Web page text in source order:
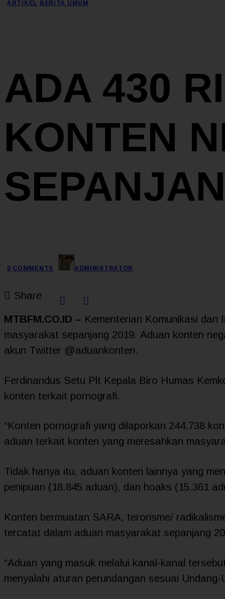
ARTIKEL BERITA UMUM
ADA 430
KONTEN
0 COMMENTS ADMINISTRATOR
Share
MTBFM.CO.ID – Kementerian Komunikasi dan
masyarakat sepanjang 2019. Aduan konten
akun Twitter @aduankonten.
Ferdinandus Setu Plt Kepala Biro Humas
konten terkait pornografi.
“Konten pornografi yang dilaporkan 244.738
aduan terkait konten yang meresahkan
Tidak hanya itu, aduan konten lainnya yang
penipuan (18.845 aduan), dan hoaks (15.361
Konten bermuatan SARA, terorisme/
tercatat dalam aduan masyarakat sepanjang
“Aduan yang masuk melalui kanal-kanal
menyalahi aturan perundangan sesuai